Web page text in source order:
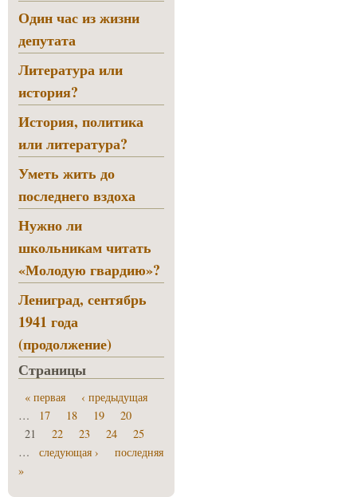
Один час из жизни
депутата
Литература или
история?
История, политика
или литература?
Уметь жить до
последнего вздоха
Нужно ли
школьникам читать
«Молодую гвардию»?
Лениград, сентябрь
1941 года
(продолжение)
Страницы
« первая
‹ предыдущая
…
17 18 19
20
21
22 23 24
25
…
следующая ›
последняя
»